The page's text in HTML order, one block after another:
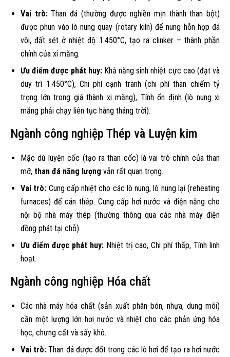
Vai trò:Than đá (thường được nghiền mịn thành than bột)
được phun vào lò nung quay (rotary kiln) để nung hỗn hợp đá
vôi, đất sét ở nhiệt độ 1.450°C, tạo ra clinker – thành phần
chính của xi măng.
Ưu điểm được phát huy:Khả năng sinh nhiệt cực cao (đạt và
duy trì 1.450°C), Chi phí cạnh tranh (chi phí than chiếm tỷ
trọng lớn trong giá thành xi măng), Tính ổn định (lò nung xi
măng phải chạy liên tục hàng tháng trời).
Ngành công nghiệp Thép và Luyện kim
Mặc dù luyện cốc (tạo ra than cốc) là vai trò chính của than
mỡ, than đá năng lượng vẫn rất quan trọng.
Vai trò: Cung cấp nhiệt cho các lò nung, lò nung lại (reheating
furnaces) để cán thép. Cung cấp hơi nước và điện năng cho
nội bộ nhà máy thép (thường thông qua các nhà máy điện
đồng phát tại chỗ).
Ưu điểm được phát huy:Nhiệt trị cao, Chi phí thấp, Tính linh
hoạt.
Ngành công nghiệp Hóa chất
Các nhà máy hóa chất (sản xuất phân bón, nhựa, dung môi)
cần một lượng lớn hơi nước và nhiệt cho các phản ứng hóa
học, chưng cất và sấy khô.
Vai trò: Than đá được đốt trong các lò hơi để tạo ra hơi nước